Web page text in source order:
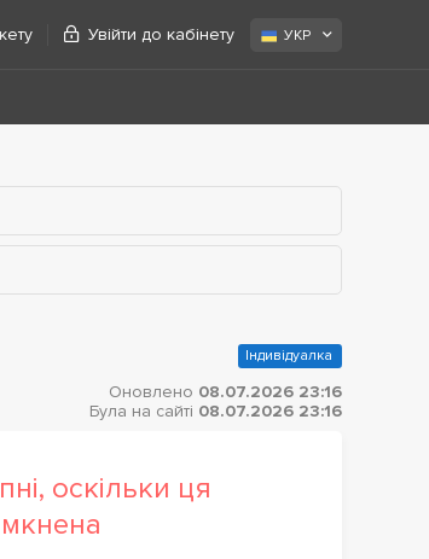
Увійти до кабінету УКР
Індивідуалка
Оновлено 08.07.2026 23:16
Була на сайті 08.07.2026 23:16
оскільки ця